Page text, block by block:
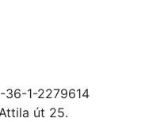
36-1-2279614
út 25.